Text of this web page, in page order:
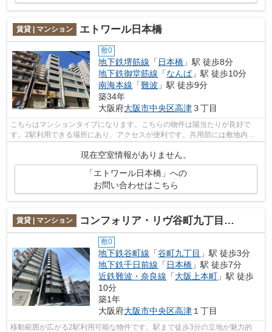
賃貸 | マンション エトワール日本橋
敷0
地下鉄堺筋線 「 日本橋 」駅 徒歩8分
地下鉄御堂筋線 「なんば」駅 徒歩10分
南海本線 「難波 」駅 徒歩9分
築34年
大阪府大阪市中央区高津３丁目
こちらはマンションタイプになります。こちらの物件は陽当たりが良好で
す。2駅利用できる場所にあり、アクセスが便利です。共用部には敷地内ご
現在空室情報がありません。
「エトワール日本橋」への
お問い合わせはこちら
賃貸 | マンション コンフォリア・リヴ谷町九丁目ソルテラス
敷0
地下鉄谷町線 「谷町九丁目 」駅 徒歩3分
地下鉄千日前線 「 日本橋 」駅 徒歩7分
近鉄難波・奈良線 「大阪上本町 」駅 徒歩
10分
築1年
大阪府大阪市中央区高津 １丁目
移動範囲が広がる2駅利用可能な物件です。駅まで徒歩3分の立地が魅力的